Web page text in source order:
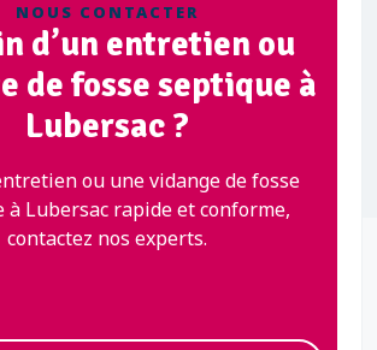
NOUS CONTACTER
d’un entretien ou
de fosse septique à
Lubersac ?
ou une vidange de fosse
à Lubersac rapide et conforme,
contactez nos experts.